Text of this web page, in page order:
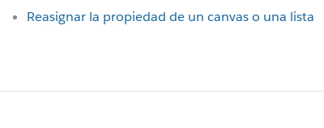
Reasignar la propiedad de un canvas o una lista